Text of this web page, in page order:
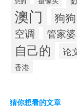
澳门 狗狗
空调 管家婆
自己的 论
香港
猜你想看的文章